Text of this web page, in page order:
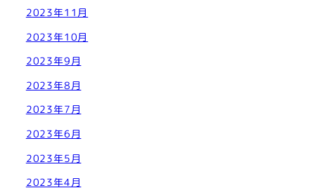
2023年11月
2023年10月
2023年9月
2023年8月
2023年7月
2023年6月
2023年5月
2023年4月